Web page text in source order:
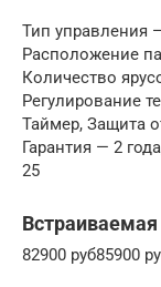
Тип управления
Расположение
Количество
Регулирование
Таймер, Защита
Гарантия — 2
25
Встраиваемая
82900 руб85900